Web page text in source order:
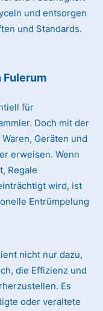
und entsorgen
und Standards.
Fulerum
für
Doch mit der
Geräten und
erweisen. Wenn
Regale
wird, ist
Entrümpelung
nicht nur dazu,
die Effizienz und
Es
oder veraltete